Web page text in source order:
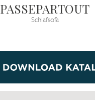
PASSEPARTOUT
Schlafsofa